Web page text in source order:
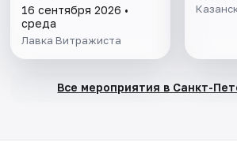
16 сентября 2026 •
среда
Лавка Витражиста
Все мероприятия в Санкт-